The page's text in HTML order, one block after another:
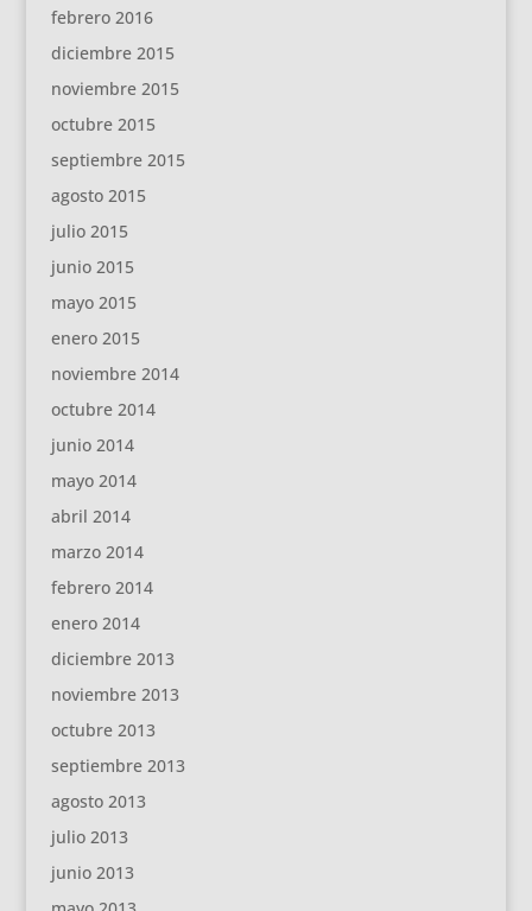
febrero 2016
diciembre 2015
noviembre 2015
octubre 2015
septiembre 2015
agosto 2015
julio 2015
junio 2015
mayo 2015
enero 2015
noviembre 2014
octubre 2014
junio 2014
mayo 2014
abril 2014
marzo 2014
febrero 2014
enero 2014
diciembre 2013
noviembre 2013
octubre 2013
septiembre 2013
agosto 2013
julio 2013
junio 2013